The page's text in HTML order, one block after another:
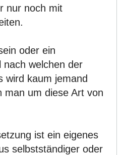
nur noch mit
oder ein
nach welchen der
wird kaum jemand
man um diese Art von
ist ein eigenes
selbstständiger oder